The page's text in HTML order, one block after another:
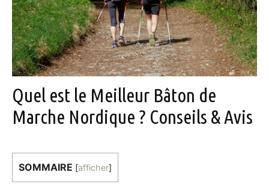
Quel est le Meilleur Bâton de
Marche Nordique ? Conseils & Avis
SOMMAIRE [afficher]